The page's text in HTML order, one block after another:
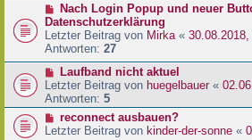
Nach Login Popup und neuer
Datenschutzerklärung
Letzter Beitrag von Mirka «
Antworten: 27
Laufband nicht aktuel
Letzter Beitrag von huegelbauer «
Antworten: 5
reconnect ausbauen?
Letzter Beitrag von kinder-der-sonne «